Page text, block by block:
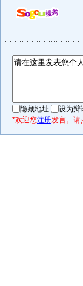
隐藏地址
设为辩
*欢迎您注册发言。请